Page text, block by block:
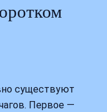
существуют
Первое —